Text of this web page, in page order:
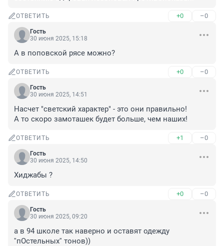
ОТВЕТИТЬ +0 –0
Гость
30 июня 2025, 15:18
А в поповской рясе можно?
ОТВЕТИТЬ +0 –0
Гость
30 июня 2025, 14:51
Насчет "светский характер" - это они правильно!
А то скоро замоташек будет больше, чем наших!
ОТВЕТИТЬ +1 –0
Гость
30 июня 2025, 14:50
Хиджабы ?
ОТВЕТИТЬ +0 –0
Гость
30 июня 2025, 09:20
а в 94 школе так наверно и оставят одежду
''пОстельных'' тонов))